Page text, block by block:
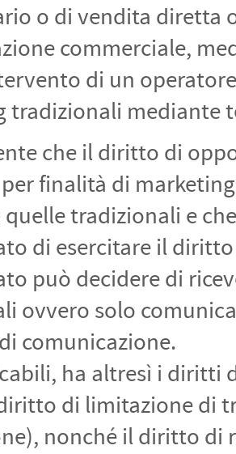
o di vendita diretta
commerciale,
di un
tradizionali mediante
che il diritto di
finalità di
quelle tradizionali e
di esercitare il
può decidere di
ovvero solo
comunicazione.
ha altresì i diritti
di limitazione
nonché il diritto di